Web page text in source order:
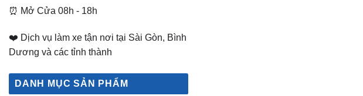
⏰ Mở Cửa 08h - 18h
❤️ Dịch vụ làm xe tận nơi tại Sài Gòn, Bình
Dương và các tỉnh thành
DANH MỤC SẢN PHẨM